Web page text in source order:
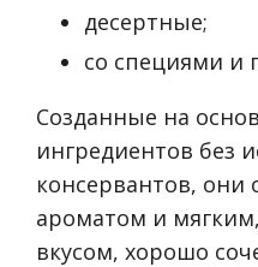
десертные;
со специями и
Созданные на
ингредиентов без
консервантов,
ароматом и
вкусом, хорошо